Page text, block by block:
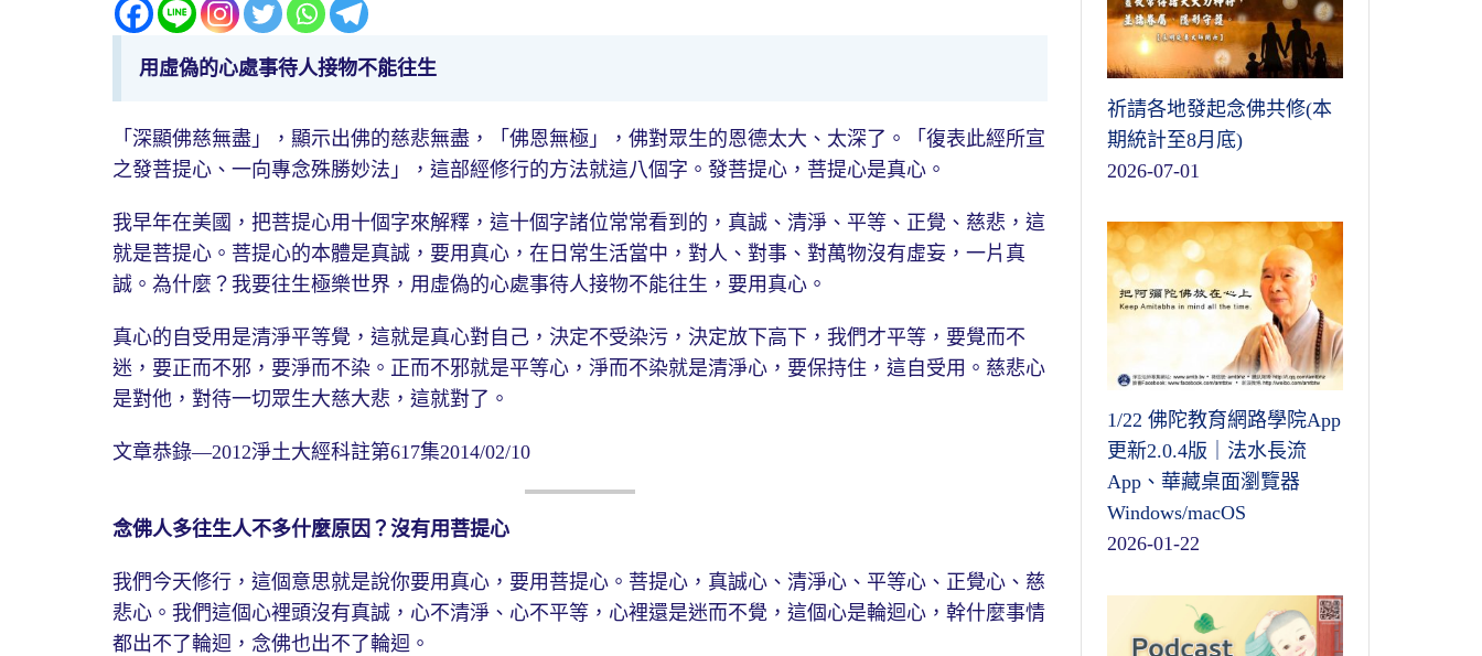
用虛偽的心處事待人接物不能往生
「深顯佛慈無盡」，顯示出佛的慈悲無盡，「佛恩無極」，佛對眾生的恩德太大、太深了。「復表此經所宣
之發菩提心、一向專念殊勝妙法」，這部經修行的方法就這八個字。發菩提心，菩提心是真心。
我早年在美國，把菩提心用十個字來解釋，這十個字諸位常常看到的，真誠、清淨、平等、正覺、慈悲，這
就是菩提心。菩提心的本體是真誠，要用真心，在日常生活當中，對人、對事、對萬物沒有虛妄，一片真
誠。為什麼？我要往生極樂世界，用虛偽的心處事待人接物不能往生，要用真心。
真心的自受用是清淨平等覺，這就是真心對自己，決定不受染污，決定放下高下，我們才平等，要覺而不
迷，要正而不邪，要淨而不染。正而不邪就是平等心，淨而不染就是清淨心，要保持住，這自受用。慈悲心
是對他，對待一切眾生大慈大悲，這就對了。
文章恭錄—2012淨土大經科註第617集2014/02/10
念佛人多往生人不多什麼原因？沒有用菩提心
我們今天修行，這個意思就是說你要用真心，要用菩提心。菩提心，真誠心、清淨心、平等心、正覺心、慈
悲心。我們這個心裡頭沒有真誠，心不清淨、心不平等，心裡還是迷而不覺，這個心是輪迴心，幹什麼事情
都出不了輪迴，念佛也出不了輪迴。
祈請各地發起念佛共修(本
期統計至8月底)
2026-07-01
1/22 佛陀教育網路學院App
更新2.0.4版｜法水長流
App、華藏桌面瀏覽器
Windows/macOS
2026-01-22